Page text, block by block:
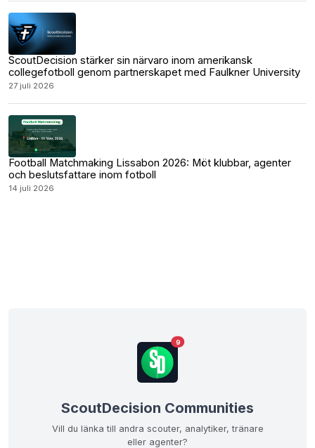
ScoutDecision stärker sin närvaro inom amerikansk
collegefotboll genom partnerskapet med Faulkner University
27 juli 2026
Football Matchmaking Lissabon 2026: Möt klubbar, agenter
och beslutsfattare inom fotboll
14 juli 2026
9
ScoutDecision Communities
Vill du länka till andra scouter, analytiker, tränare
eller agenter?